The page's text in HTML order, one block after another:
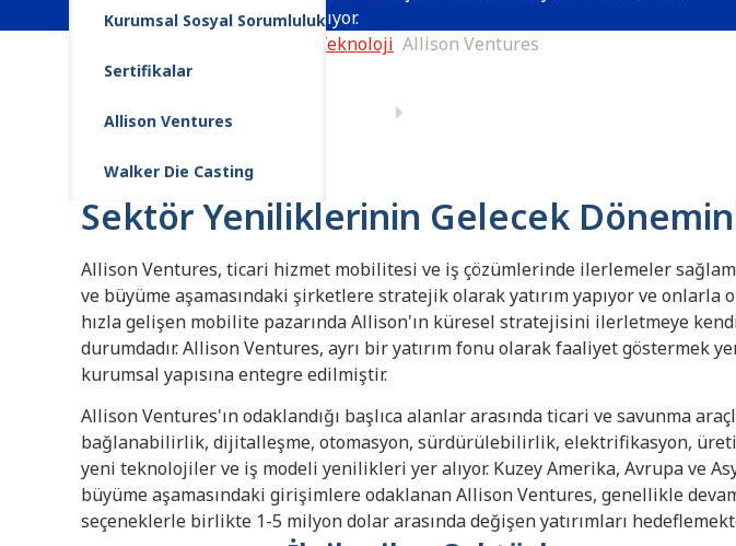
Kurumsal Sosyal Sorumluluk
Sertifikalar
Allison Ventures
Walker Die Casting
hizmetlere yön vermeyi amaçlıyor.
İnovasyon ve Teknoloji Allison Ventures
Sektör Yeniliklerinin Gelecek
Allison Ventures, ticari hizmet mobilitesi ve iş çözümlerinde ilerlemeler
ve büyüme aşamasındaki şirketlere stratejik olarak yatırım yapıyor ve onlarla
hızla gelişen mobilite pazarında Allison'ın küresel stratejisini ilerletmeye
durumdadır. Allison Ventures, ayrı bir yatırım fonu olarak faaliyet göstermek
kurumsal yapısına entegre edilmiştir.
Allison Ventures'ın odaklandığı başlıca alanlar arasında ticari ve savunma
bağlanabilirlik, dijitalleşme, otomasyon, sürdürülebilirlik, elektrifikasyon,
yeni teknolojiler ve iş modeli yenilikleri yer alıyor. Kuzey Amerika, Avrupa ve
büyüme aşamasındaki girişimlere odaklanan Allison Ventures, genellikle
seçeneklerle birlikte 1-5 milyon dolar arasında değişen yatırımları